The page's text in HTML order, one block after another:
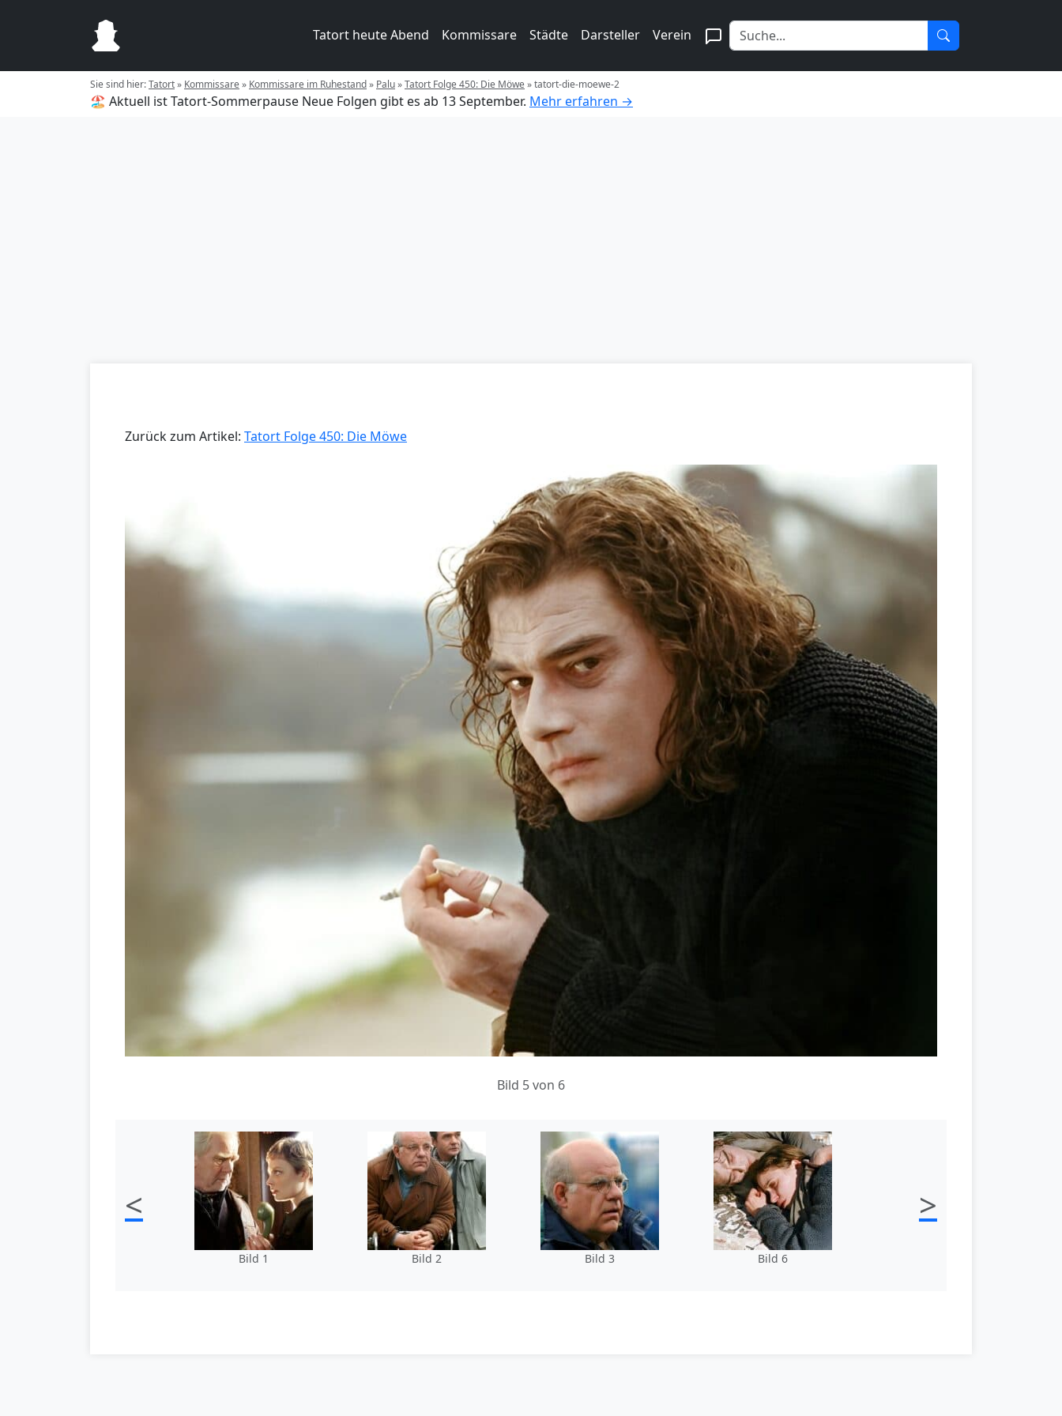
Tatort heute Abend Kommissare Städte Darsteller Verein
Sie sind hier:Tatort» Kommissare» Kommissare im Ruhestand» Palu»Tatort Folge 450: Die Möwe»tatort-die-moewe-2
🏖️ Aktuell ist Tatort-Sommerpause Neue Folgen gibt es ab 13 September. Mehr erfahren →
Zurück zum Artikel: Tatort Folge 450: Die Möwe
Bild 5 von 6
<
Bild 1 Bild 2 Bild 3 Bild 6
>